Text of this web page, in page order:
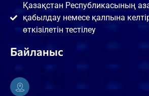
Қазақстан Республикасының
қабылдау немесе қалпына
өткізілетін тестілеу
Байланыс